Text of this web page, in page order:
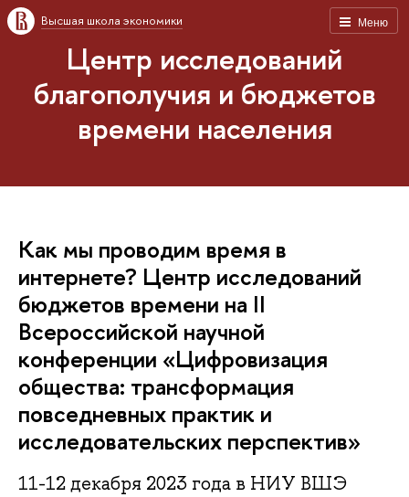
Меню
Высшая школа экономики
Центр исследований
благополучия и бюджетов
времени населения
Как мы проводим время в
интернете? Центр исследований
бюджетов времени на II
Всероссийской научной
конференции «Цифровизация
общества: трансформация
повседневных практик и
исследовательских перспектив»
11-12 декабря 2023 года в НИУ ВШЭ